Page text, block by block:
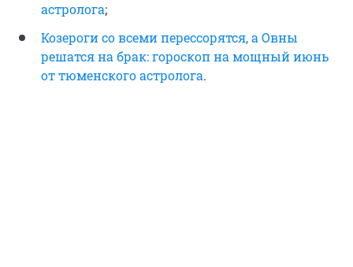
астролога;
Козероги со всеми перессорятся, а Овны
решатся на брак: гороскоп на мощный июнь
от тюменского астролога.